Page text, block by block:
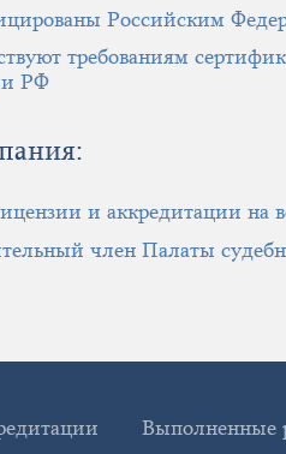
Российским
требованиям
РФ
и аккредитации на
член Палаты
Выполненные